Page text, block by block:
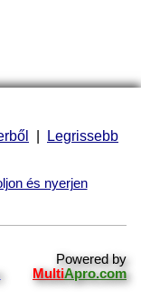
| Legrissebb
és nyerjen
Powered by
MultiApro.com